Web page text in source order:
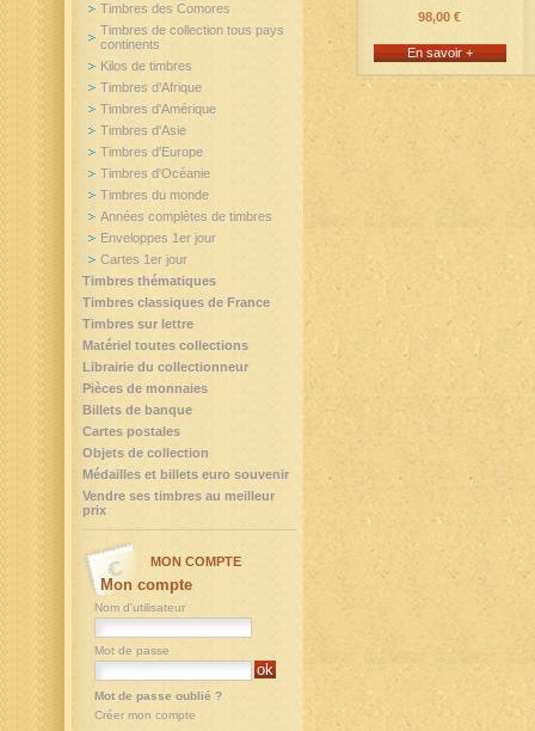
98,00 €
En savoir +
Timbres des Comores
Timbres de collection tous pays
continents
Kilos de timbres
Timbres d'Afrique
Timbres d'Amérique
Timbres d'Asie
Timbres d'Europe
Timbres d'Océanie
Timbres du monde
Années complètes de timbres
Enveloppes 1er jour
Cartes 1er jour
Timbres thématiques
Timbres classiques de France
Timbres sur lettre
Matériel toutes collections
Librairie du collectionneur
Pièces de monnaies
Billets de banque
Cartes postales
Objets de collection
Médailles et billets euro souvenir
Vendre ses timbres au meilleur
prix
MON COMPTE
Mon compte
Nom d'utilisateur
Mot de passe
Mot de passe oublié ?
Créer mon compte